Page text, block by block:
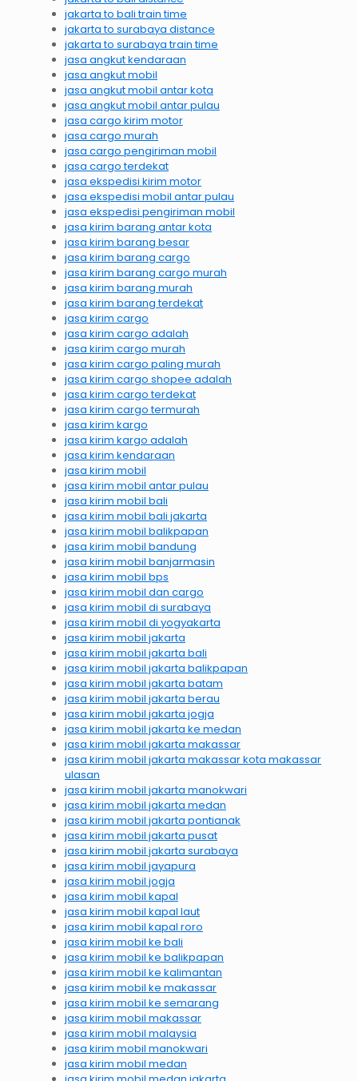
jakarta to bali train time
jakarta to surabaya distance
jakarta to surabaya train time
jasa angkut kendaraan
jasa angkut mobil
jasa angkut mobil antar kota
jasa angkut mobil antar pulau
jasa cargo kirim motor
jasa cargo murah
jasa cargo pengiriman mobil
jasa cargo terdekat
jasa ekspedisi kirim motor
jasa ekspedisi mobil antar pulau
jasa ekspedisi pengiriman mobil
jasa kirim barang antar kota
jasa kirim barang besar
jasa kirim barang cargo
jasa kirim barang cargo murah
jasa kirim barang murah
jasa kirim barang terdekat
jasa kirim cargo
jasa kirim cargo adalah
jasa kirim cargo murah
jasa kirim cargo paling murah
jasa kirim cargo shopee adalah
jasa kirim cargo terdekat
jasa kirim cargo termurah
jasa kirim kargo
jasa kirim kargo adalah
jasa kirim kendaraan
jasa kirim mobil
jasa kirim mobil antar pulau
jasa kirim mobil bali
jasa kirim mobil bali jakarta
jasa kirim mobil balikpapan
jasa kirim mobil bandung
jasa kirim mobil banjarmasin
jasa kirim mobil bps
jasa kirim mobil dan cargo
jasa kirim mobil di surabaya
jasa kirim mobil di yogyakarta
jasa kirim mobil jakarta
jasa kirim mobil jakarta bali
jasa kirim mobil jakarta balikpapan
jasa kirim mobil jakarta batam
jasa kirim mobil jakarta berau
jasa kirim mobil jakarta jogja
jasa kirim mobil jakarta ke medan
jasa kirim mobil jakarta makassar
jasa kirim mobil jakarta makassar kota makassar
ulasan
jasa kirim mobil jakarta manokwari
jasa kirim mobil jakarta medan
jasa kirim mobil jakarta pontianak
jasa kirim mobil jakarta pusat
jasa kirim mobil jakarta surabaya
jasa kirim mobil jayapura
jasa kirim mobil jogja
jasa kirim mobil kapal
jasa kirim mobil kapal laut
jasa kirim mobil kapal roro
jasa kirim mobil ke bali
jasa kirim mobil ke balikpapan
jasa kirim mobil ke kalimantan
jasa kirim mobil ke makassar
jasa kirim mobil ke semarang
jasa kirim mobil makassar
jasa kirim mobil malaysia
jasa kirim mobil manokwari
jasa kirim mobil medan